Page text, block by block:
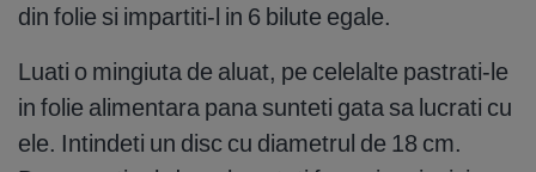
din folie si impartiti-l in 6 bilute egale.
Luati o mingiuta de aluat, pe celelalte pastrati-le
in folie alimentara pana sunteti gata sa lucrati cu
ele. Intindeti un disc cu diametrul de 18 cm.